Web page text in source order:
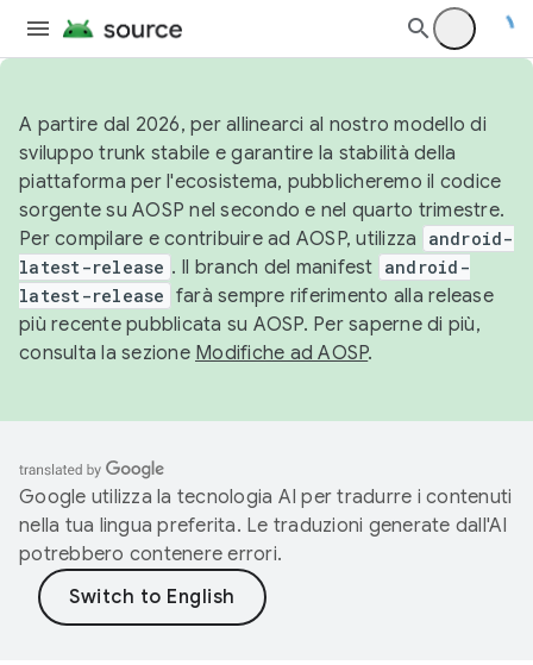
A partire dal 2026, per allinearci al nostro modello di
sviluppo trunk stabile e garantire la stabilità della
piattaforma per l'ecosistema, pubblicheremo il codice
sorgente su AOSP nel secondo e nel quarto trimestre.
Per compilare e contribuire ad AOSP, utilizza
android-
latest-release . Il branch del manifest android-
latest-release farà sempre riferimento alla release
più recente pubblicata su AOSP. Per saperne di più,
consulta la sezione Modifiche ad AOSP.
Google utilizza la tecnologia AI per tradurre i contenuti
nella tua lingua preferita. Le traduzioni generate dall'AI
potrebbero contenere errori.